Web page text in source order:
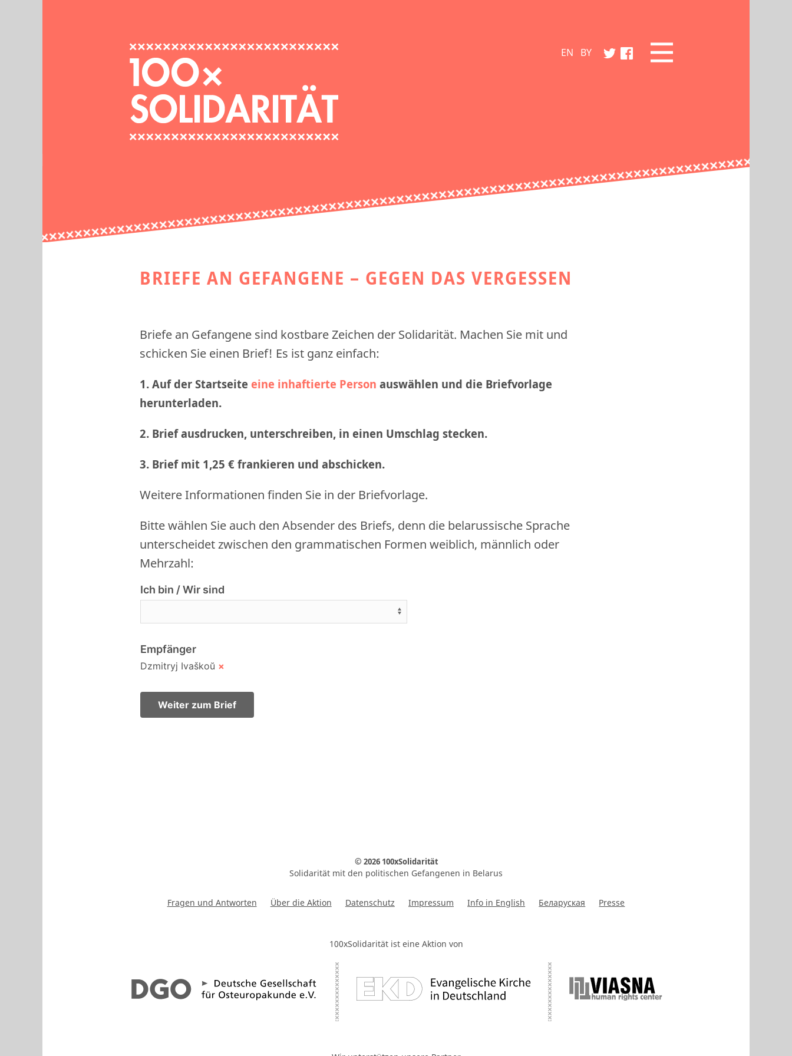
EN BY
BRIEFE AN GEFANGENE – GEGEN DAS VERGESSEN
Briefe an Gefangene sind kostbare Zeichen der Solidarität. Machen Sie mit und
schicken Sie einen Brief! Es ist ganz einfach:
1. Auf der Startseite eine inhaftierte Person auswählen und die Briefvorlage
herunterladen.
2. Brief ausdrucken, unterschreiben, in einen Umschlag stecken.
3. Brief mit 1,25 € frankieren und abschicken.
Weitere Informationen finden Sie in der Briefvorlage.
Bitte wählen Sie auch den Absender des Briefs, denn die belarussische Sprache
unterscheidet zwischen den grammatischen Formen weiblich, männlich oder
Mehrzahl:
Ich bin / Wir sind
Empfänger
Dzmitryj Ivaškoŭ ×
Weiter zum Brief
© 2026 100xSolidarität
Solidarität mit den politischen Gefangenen in Belarus
Fragen und Antworten Über die Aktion Datenschutz Impressum Info in English Беларуская Presse
100xSolidarität ist eine Aktion von